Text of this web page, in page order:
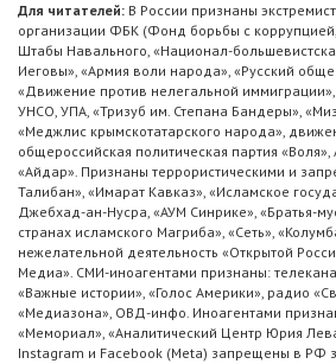
Для читателей: В России признаны
организации ФБК (Фонд борьбы с
Штабы Навального, «Национал-
Иеговы», «Армия воли народа», «Русский
«Движение против нелегальной
УНСО, УПА, «Тризуб им. Степана Бандеры»,
«Меджлис крымскотатарского народа»,
общероссийская политическая партия «Воля»,
«Айдар». Признаны террористическими и
Талибан», «Имарат Кавказ», «Исламское
Джебхад-ан-Нусра, «АУМ Синрике», «Братья-
странах исламского Магриба», «Сеть»,
нежелательной деятельность «Открытой
Медиа». СМИ-иноагентами признаны:
«Важные истории», «Голос Америки», радио
«Медиазона», ОВД-инфо. Иноагентами
«Мемориал», «Аналитический Центр Юрия
Instagram и Facebook (Metа) запрещены в РФ